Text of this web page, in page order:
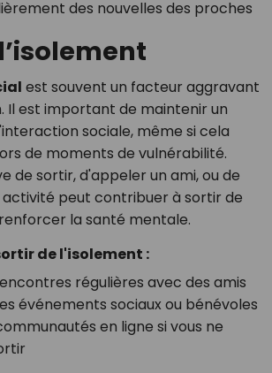
des nouvelles des proches
est souvent un facteur aggravant
Il est important de maintenir un
sociale, même si cela
de moments de vulnérabilité.
de sortir, d'appeler un ami, ou de
peut contribuer à sortir de
la santé mentale.
de l'isolement :
régulières avec des amis
événements sociaux ou bénévoles
en ligne si vous ne